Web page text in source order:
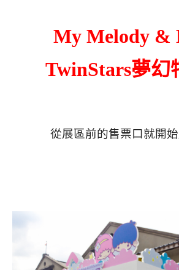
My Melody &
TwinStars夢幻
從展區前的售票口就開始